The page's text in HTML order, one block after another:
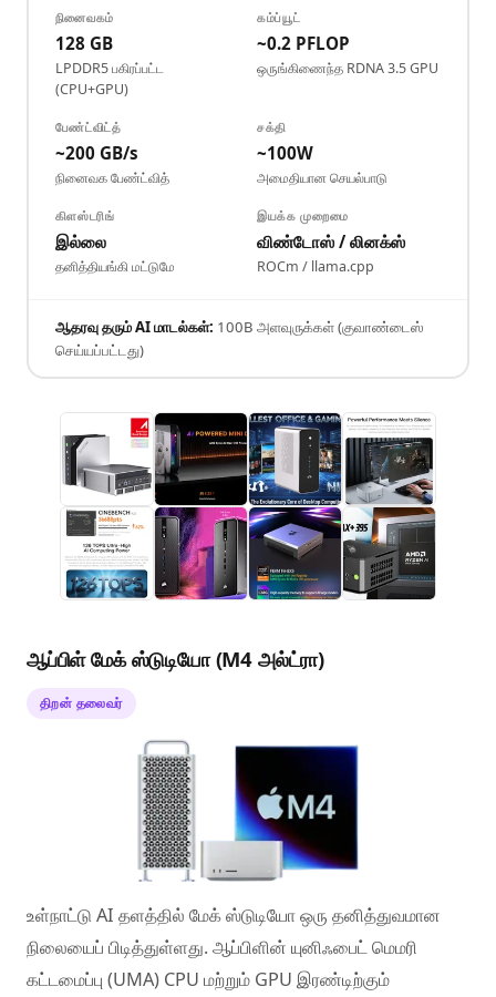
நினைவகம்
128 GB
LPDDR5 பகிரப்பட்ட
(CPU+GPU)
கம்ப்யூட்
~0.2 PFLOP
ஒருங்கிணைந்த RDNA 3.5 GPU
பேண்ட்விட்த்
~200 GB/s
நினைவக பேண்ட்வித்
சக்தி
~100W
அமைதியான செயல்பாடு
கிளஸ்டரிங்
இல்லை
தனித்தியங்கி மட்டுமே
இயக்க முறைமை
விண்டோஸ் / லினக்ஸ்
ROCm / llama.cpp
ஆதரவு தரும் AI மாடல்கள்: 100B அளவுருக்கள் (குவாண்டைஸ்
செய்யப்பட்டது)
ஆப்பிள் மேக் ஸ்டுடியோ (M4 அல்ட்ரா)
திறன் தலைவர்
உள்நாட்டு AI தளத்தில் மேக் ஸ்டுடியோ ஒரு தனித்துவமான
நிலையைப் பிடித்துள்ளது. ஆப்பிளின் யுனிஃபைட் மெமரி
கட்டமைப்பு (UMA) CPU மற்றும் GPU இரண்டிற்கும்